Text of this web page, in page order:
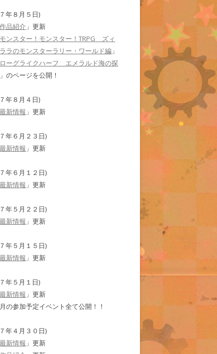
年８月５日)
作品紹介 」更新
モンスター！モンスター！TRPG ズィ
ラのモンスターラリー・ワールド編 」
ローグライクハーフ エメラルド海の探
」のページを公開！
年８月４日)
最新情報 」更新
年６月２３日)
最新情報 」更新
年６月１２日)
最新情報 」更新
年５月２２日)
最新情報 」更新
年５月１５日)
最新情報 」更新
年５月１日)
最新情報 」更新
の参加予定イベント全て公開！！
年４月３０日)
最新情報 」更新